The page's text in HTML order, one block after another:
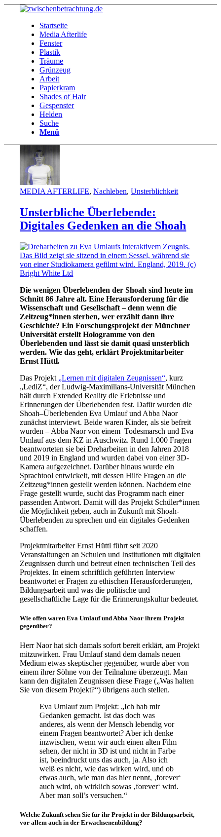
Startseite
Media Afterlife
Fenster
Plastik
Träume
Grünzeug
Arbeit
Papierkram
Shades of Hair
Gespenster
Helden
Suche
Menü
MEDIA AFTERLIFE,Nachleben,Unsterblichkeit
Unsterbliche Überlebende:
Digitales Gedenken an die Shoah
Die wenigen Überlebenden der Shoah sind heute im
Schnitt 86 Jahre alt. Eine Herausforderungfür die
Wissenschaft und Gesellschaft –denn wenn die
Zeitzeug*innensterben, wer erzählt dann ihre
Geschichte? EinForschungsprojekt der Münchner
Universität erstelltHologramme von den
Überlebenden und lässt sie damit quasi unsterblich
werden. Wie das geht, erklärt Projektmitarbeiter
Ernst Hüttl.
Das Projekt „Lernen mit digitalen Zeugnissen“, kurz
„LediZ“, der Ludwig-Maximilians-Universität München
hält durch Extended Reality die Erlebnisse und
Erinnerungen der Überlebenden fest. Dafür wurden die
Shoah–Überlebenden Eva Umlauf und Abba Naor
zunächst interviewt. Beide waren Kinder, als sie befreit
wurden – Abba Naor von einem Todesmarsch und Eva
Umlauf aus dem KZ in Auschwitz. Rund 1.000 Fragen
beantworteten sie bei Dreharbeiten in den Jahren 2018
und 2019 in England und wurden dabei von einer 3D-
Kamera aufgezeichnet. Darüber hinaus wurde ein
Sprachtool entwickelt, mit dessen Hilfe Fragen an die
Zeitzeug*innen gestellt werden können.Nachdem eine
Frage gestellt wurde, sucht das Programm nach einer
passenden Antwort. Damit will das Projekt Schüler*innen
die Möglichkeit geben, auch in Zukunft mit Shoah-
Überlebenden zu sprechen und ein digitales Gedenken
schaffen.
Projektmitarbeiter Ernst Hüttl führt seit 2020
Veranstaltungen an Schulen und Institutionen mit digitalen
Zeugnissen durch und betreut einen technischen Teil des
Projektes. In einem schriftlich geführten Interview
beantwortet er Fragen zu ethischen Herausforderungen,
Bildungsarbeit und was die politische und
gesellschaftliche Lage für die Erinnerungskultur bedeutet.
Wie offen waren Eva Umlauf und Abba Naor ihrem Projekt
gegenüber?
Herr Naor hat sich damals sofort bereit erklärt, am Projekt
mitzuwirken. Frau Umlauf stand dem damals neuen
Medium etwas skeptischer gegenüber, wurde aber von
einemihrer Söhne von der Teilnahme überzeugt. Man
kann den digitalen Zeugnissen diese Frage („Was halten
Sie von diesem Projekt?“) übrigens auch stellen.
Eva Umlaufzum Projekt: „Ich hab mir
Gedanken gemacht. Ist das doch was
anderes, als wenn der Mensch lebendig vor
einem Fragen beantwortet? Aber ich denke
inzwischen, wenn wir auch einen alten Film
sehen, der nicht in 3D ist und nicht in Farbe
ist, beeindruckt uns das auch, ja. Also ich
weiß es nicht, wie das wirken wird, und ob
etwas auch, wie man das hier nennt, ‚forever‘
auch wird, ob wirklich sowas ‚forever‘ wird.
Aber man soll’s versuchen.“
Welche Zukunft sehen Sie für ihr Projekt in der Bildungsarbeit,
vor allem auch in der Erwachsenenbildung?